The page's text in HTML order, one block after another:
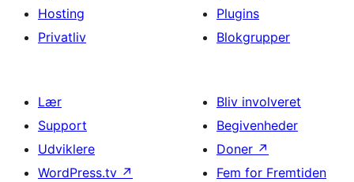
Hosting
Privatliv
Plugins
Blokgrupper
Lær
Support
Udviklere
WordPress.tv ↗
Bliv involveret
Begivenheder
Doner ↗
Fem for Fremtiden